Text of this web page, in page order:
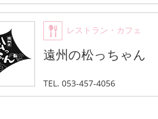
レストラン・カフェ
遠州の松っちゃん
TEL. 053-457-4056